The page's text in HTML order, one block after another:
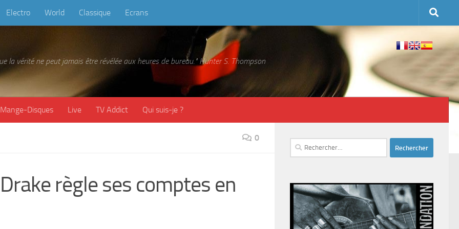
Electro World Classique Ecrans
la vérité ne peut jamais être révélée aux heures de bureau." Hunter S. Thompson
Mange-Disques Live TV Addict Qui suis-je ?
0
règle ses comptes en
Rechercher :